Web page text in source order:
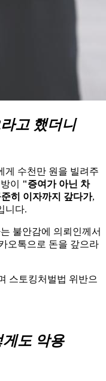
고 했더니
게 수천만 원을 빌려주
이 "증여가 아닌 차
히 이자까지 갚다가,
니다.
불안감에 의뢰인께서
오톡으로 돈을 갚으라
스토킹처벌법 위반으
도 악용